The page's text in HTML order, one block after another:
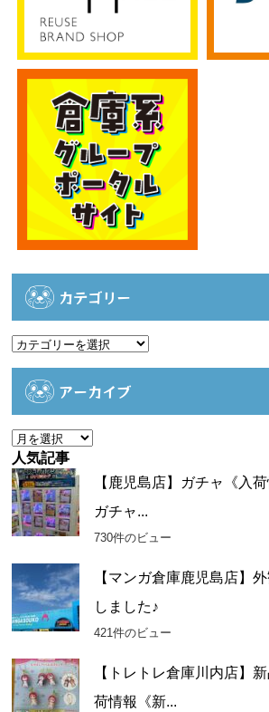
カテゴリー
カ
アーカイブ
ア
ー
カ
イ
ブ
人気記事
【鹿児島店】ガチャ《入
ガチャ...
730件のビュー
【マンガ倉庫鹿児島店】
しました♪
421件のビュー
【トレトレ倉庫川内店】
荷情報《新...